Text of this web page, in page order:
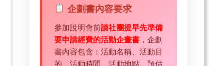
企劃書內容要求
參加說明會前請社團提早先準備
要申請經費的活動企畫書，企劃
書內容包含：活動名稱、活動目
的、活動時間、活動地點、預估